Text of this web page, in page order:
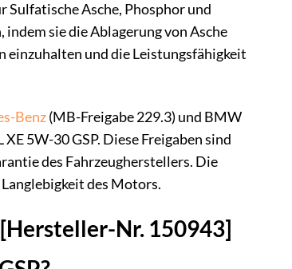
Sulfatische Asche, Phosphor und
sie die Ablagerung von Asche
einzuhalten und die Leistungsfähigkeit
Benz(MB-Freigabe 229.3) und BMW
5W-30 GSP. Diese Freigaben sind
des Fahrzeugherstellers. Die
des Motors.
Nr. 150943]